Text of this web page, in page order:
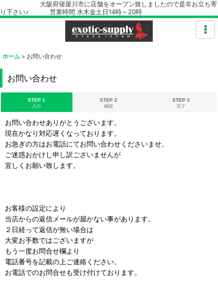
大阪府寝屋川市に店舗をオープン致しましたので是非お立ち寄
り下さい♪ 営業時間 水木金土日14時～20時
ホーム > お問い合わせ
お問い合わせ
STEP 1
入力
STEP 2
確認
STEP 3
完了
お問い合わせありがとうございます。
現在かなり対応遅くなっております。
お急ぎの方はお電話にてお問い合わせくださいませ。
ご迷惑おかけし申し訳ございませんが
宜しくお願い致します。
お客様の設定により
当店からの返信メールが届かない事があります。
２日経って返信が無い場合は
大変お手数ではございますが
もう一度お問合せ欄より
電話番号を記載の上ご連絡ください。
お電話でのお問合せも受け付けております。